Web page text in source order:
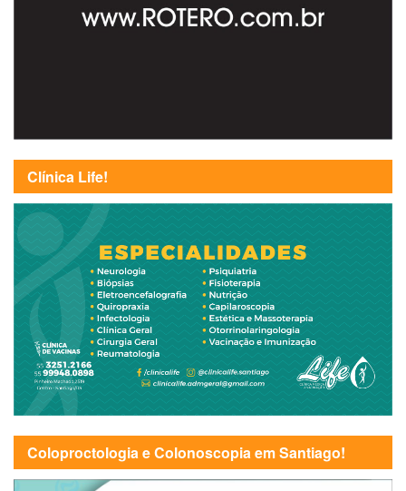
Clínica Life!
Coloproctologia e Colonoscopia em Santiago!